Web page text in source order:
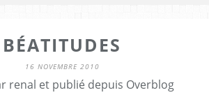
BÉATITUDES
16 NOVEMBRE 2010
renal et publié depuis Overblog